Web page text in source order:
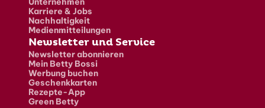
Karriere & Jobs
Nachhaltigkeit
Medienmitteilungen
Newsletter und Service
Newsletter abonnieren
Mein Betty Bossi
Werbung buchen
Geschenkkarten
Rezepte-App
Green Betty